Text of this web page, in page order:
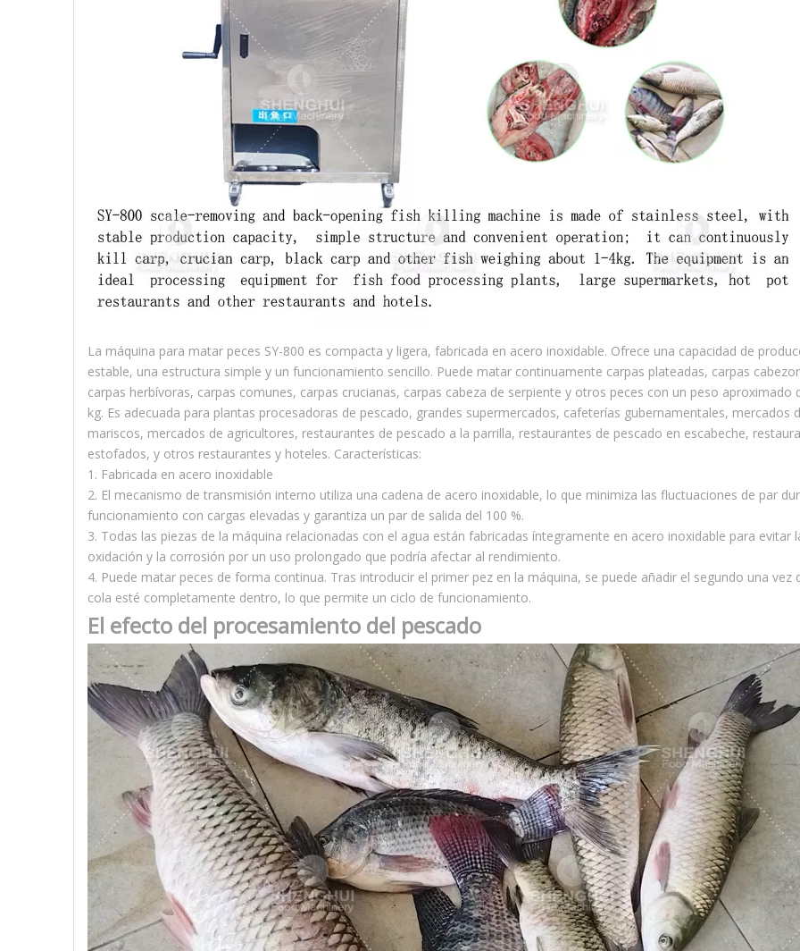
La máquina para matar peces SY-800 es compacta y ligera, fabricada en acero inoxidable. Ofrece una capacidad de
estable, una estructura simple y un funcionamiento sencillo. Puede matar continuamente carpas plateadas, carpas
carpas herbívoras, carpas comunes, carpas crucianas, carpas cabeza de serpiente y otros peces con un peso aproximado
kg. Es adecuada para plantas procesadoras de pescado, grandes supermercados, cafeterías gubernamentales, mercados
mariscos, mercados de agricultores, restaurantes de pescado a la parrilla, restaurantes de pescado en escabeche,
estofados, y otros restaurantes y hoteles. Características:
1. Fabricada en acero inoxidable
2. El mecanismo de transmisión interno utiliza una cadena de acero inoxidable, lo que minimiza las fluctuaciones de par
funcionamiento con cargas elevadas y garantiza un par de salida del 100 %.
3. Todas las piezas de la máquina relacionadas con el agua están fabricadas íntegramente en acero inoxidable para evitar
oxidación y la corrosión por un uso prolongado que podría afectar al rendimiento.
4. Puede matar peces de forma continua. Tras introducir el primer pez en la máquina, se puede añadir el segundo una vez
cola esté completamente dentro, lo que permite un ciclo de funcionamiento.
El efecto del procesamiento del pescado